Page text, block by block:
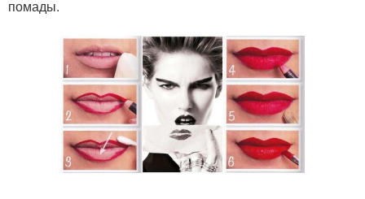
помады.